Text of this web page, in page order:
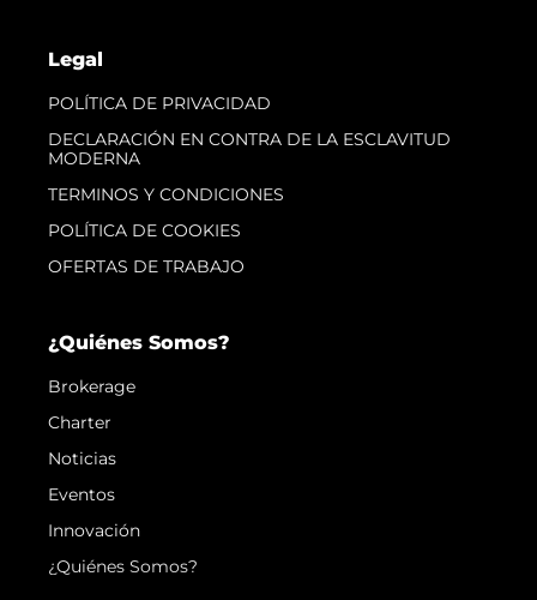
Legal
POLÍTICA DE PRIVACIDAD
DECLARACIÓN EN CONTRA DE LA ESCLAVITUD
MODERNA
TERMINOS Y CONDICIONES
POLÍTICA DE COOKIES
OFERTAS DE TRABAJO
¿Quiénes Somos?
Brokerage
Charter
Noticias
Eventos
Innovación
¿Quiénes Somos?